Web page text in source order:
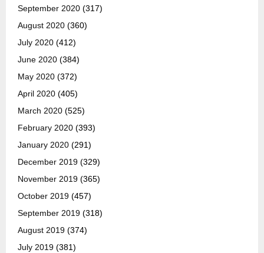
September 2020 (317)
August 2020 (360)
July 2020 (412)
June 2020 (384)
May 2020 (372)
April 2020 (405)
March 2020 (525)
February 2020 (393)
January 2020 (291)
December 2019 (329)
November 2019 (365)
October 2019 (457)
September 2019 (318)
August 2019 (374)
July 2019 (381)